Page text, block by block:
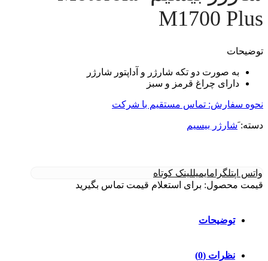
M1700 Plus
توضیحات
به صورت دو تکه شارژر و آداپتور شارژر
دارای چراغ قرمز و سبز
نحوه سفارش: تماس مستقیم با شرکت
دسته:َشارژر بیسیم
واتس اپتلگرامایمیللینک کوتاه
قیمت محصول: برای استعلام قیمت تماس بگیرید
توضیحات
نظرات (0)